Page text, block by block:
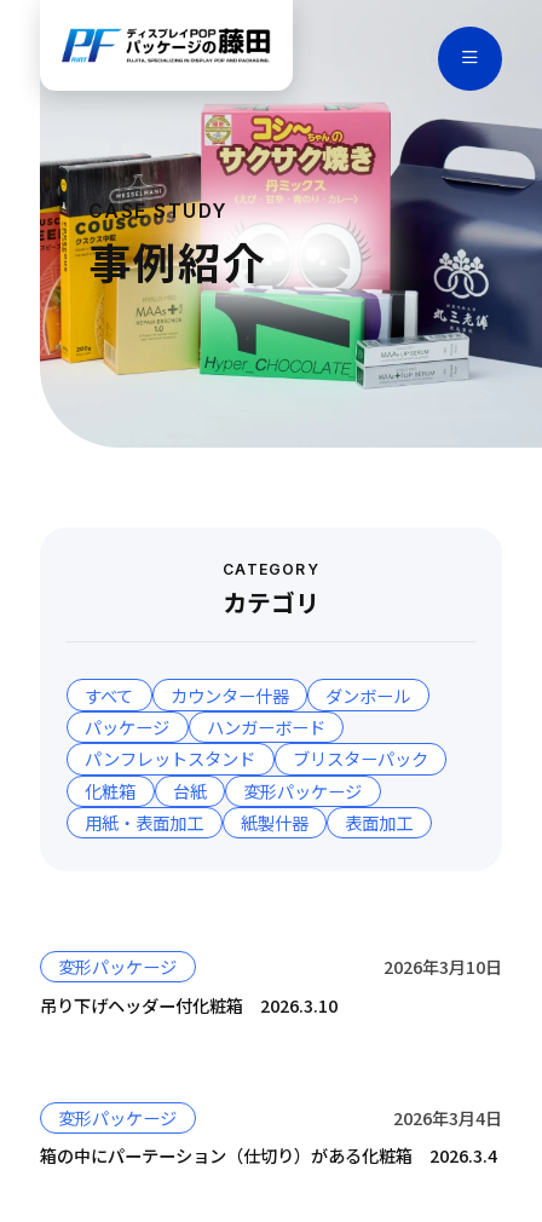
CASE STUDY
事例紹介
CATEGORY
カテゴリ
すべて カウンター什器
ダンボール
パッケージ
ハンガーボード
パンフレットスタンド
ブリスターパック
化粧箱
台紙
変形パッケージ
用紙・表面加工
紙製什器 表面加工
変形パッケージ
2026年3月10日
吊り下げヘッダー付化粧箱 2026.3.10
変形パッケージ
2026年3月4日
箱の中にパーテーション（仕切り）がある化粧箱 2026.3.4